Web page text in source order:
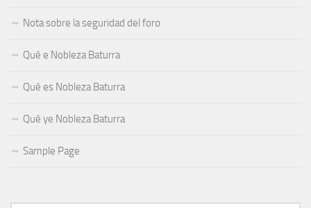
Nota sobre la seguridad del foro
Qué e Nobleza Baturra
Qué es Nobleza Baturra
Qué ye Nobleza Baturra
Sample Page